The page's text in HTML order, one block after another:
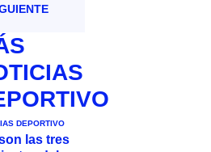
DEPORTIVO
las tres